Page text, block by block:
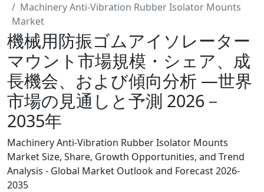
Machinery Anti-Vibration Rubber Isolator Mounts
Market
機械用防振ゴムアイソレーター
マウント市場規模・シェア、成
長機会、および傾向分析 ―世界
市場の見通しと予測 2026－
2035年
Machinery Anti-Vibration Rubber Isolator Mounts
Market Size, Share, Growth Opportunities, and Trend
Analysis - Global Market Outlook and Forecast 2026-
2035